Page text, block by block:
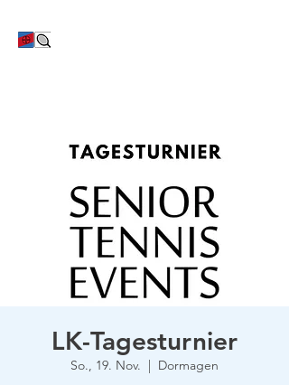
LK-Tagesturnier
So., 19. Nov.
  |
Dormagen